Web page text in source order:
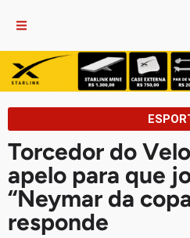
Torcedor do
apelo para que
“Neymar da
responde